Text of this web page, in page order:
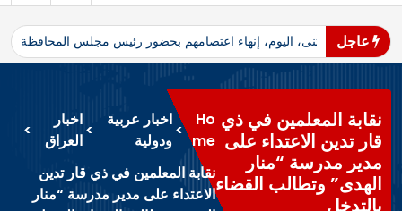
عاجل
محافظ المثنى، اليوم، إنهاء اعتصامهم بحضور رئيس مجلس المحافظة
نقابة المعلمين في ذي
قار تدين الاعتداء على
مدير مدرسة “منار
الهدى” وتطالب القضاء
بالتدخل
Ho
me
>
اخبار عربية
ودولية
>
اخبار
العراق
>
نقابة المعلمين في ذي قار تدين
الاعتداء على مدير مدرسة “منار